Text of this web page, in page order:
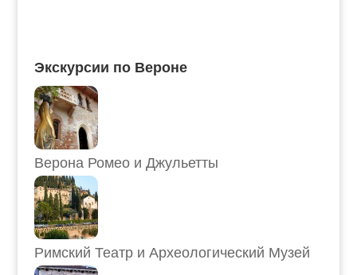
Экскурсии по Вероне
Верона Ромео и Джульетты
Римский Театр и Археологический Музей